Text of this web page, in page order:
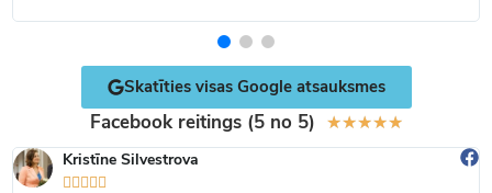
Skatīties visas Google atsauksmes
Facebook reitings (5 no 5) ★★★★★
Kristīne Silvestrova
    